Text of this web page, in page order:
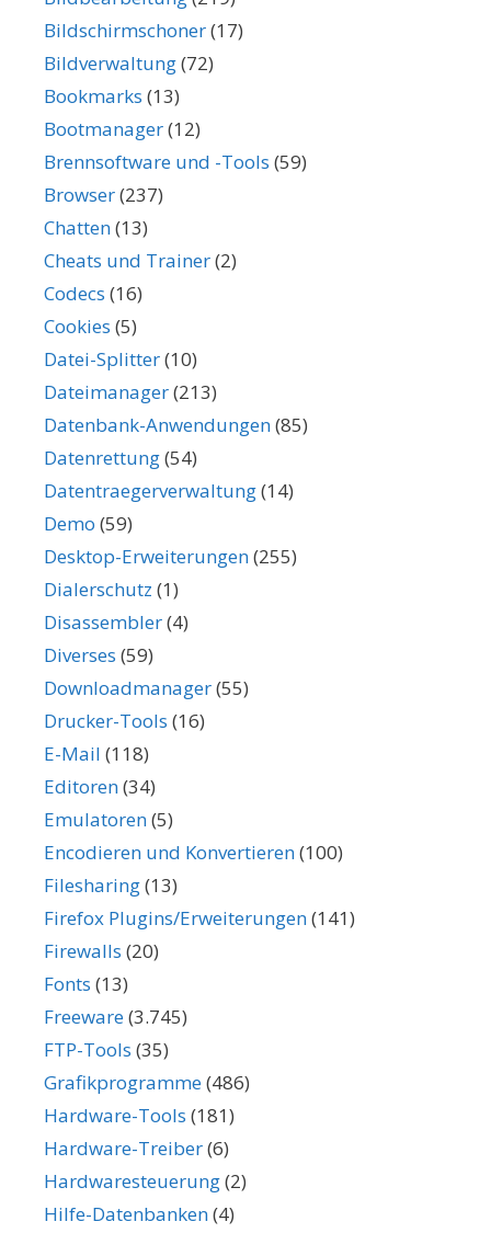
Bildschirmschoner(17)
Bildverwaltung(72)
Bookmarks (13)
Bootmanager(12)
Brennsoftware und -Tools (59)
Browser(237)
Chatten(13)
Cheats und Trainer(2)
Codecs (16)
Cookies (5)
Datei-Splitter(10)
Dateimanager(213)
Datenbank-Anwendungen(85)
Datenrettung(54)
Datentraegerverwaltung(14)
Demo (59)
Desktop-Erweiterungen(255)
Dialerschutz (1)
Disassembler(4)
Diverses (59)
Downloadmanager(55)
Drucker-Tools (16)
E-Mail (118)
Editoren(34)
Emulatoren(5)
Encodieren und Konvertieren(100)
Filesharing(13)
Firefox Plugins/Erweiterungen(141)
Firewalls (20)
Fonts (13)
Freeware(3.745)
FTP-Tools (35)
Grafikprogramme(486)
Hardware-Tools (181)
Hardware-Treiber(6)
Hardwaresteuerung(2)
Hilfe-Datenbanken(4)